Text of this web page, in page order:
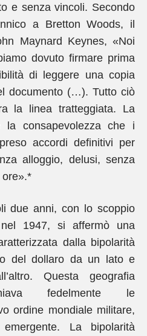
e senza vincoli. Secondo
a Bretton Woods, il
Maynard Keynes, «Noi
dovuto firmare prima
di leggere una copia
documento (…). Tutto ciò
la linea tratteggiata. La
consapevolezza che i
accordi definitivi per
alloggio, delusi, senza
due anni, con lo scoppio
1947, si affermò una
dalla bipolarità
del dollaro da un lato e
Questa geografia
fedelmente le
ordine mondiale militare,
La bipolarità